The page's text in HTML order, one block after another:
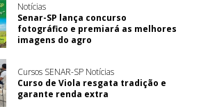
Notícias
Senar-SP lança concurso
fotográfico e premiará as melhores
imagens do agro
Cursos SENAR-SP Notícias
Curso de Viola resgata tradição e
garante renda extra